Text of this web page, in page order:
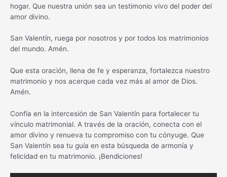
hogar. Que nuestra unión sea un testimonio vivo del poder del
amor divino.
San Valentín, ruega por nosotros y por todos los matrimonios
del mundo. Amén.
Que esta oración, llena de fe y esperanza, fortalezca nuestro
matrimonio y nos acerque cada vez más al amor de Dios.
Amén.
Confía en la intercesión de San Valentín para fortalecer tu
vínculo matrimonial. A través de la oración, conecta con el
amor divino y renueva tu compromiso con tu cónyuge. Que
San Valentín sea tu guía en esta búsqueda de armonía y
felicidad en tu matrimonio. ¡Bendiciones!